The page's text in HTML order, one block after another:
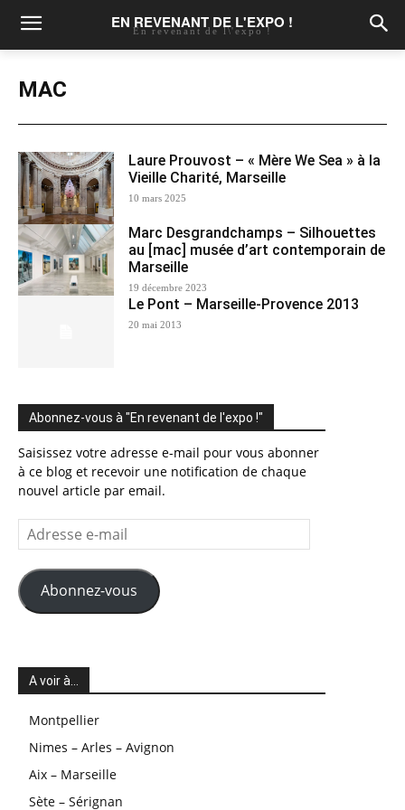
EN REVENANT DE L'EXPO !
En revenant de l\'expo !
MAC
Laure Prouvost – « Mère We Sea » à la
Vieille Charité, Marseille
10 mars 2025
Marc Desgrandchamps – Silhouettes
au [mac] musée d’art contemporain de
Marseille
19 décembre 2023
Le Pont – Marseille-Provence 2013
20 mai 2013
Abonnez-vous à "En revenant de l'expo !"
Saisissez votre adresse e-mail pour vous abonner
à ce blog et recevoir une notification de chaque
nouvel article par email.
Adresse
e-
mail
Abonnez-vous
A voir à…
Montpellier
Nimes – Arles – Avignon
Aix – Marseille
Sète – Sérignan